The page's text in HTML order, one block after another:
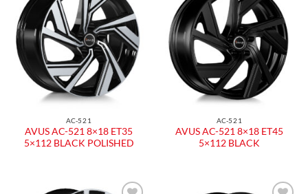
AC-521
AVUS AC-521 8×18 ET35
5×112 BLACK POLISHED
AC-521
AVUS AC-521 8×18 ET45
5×112 BLACK